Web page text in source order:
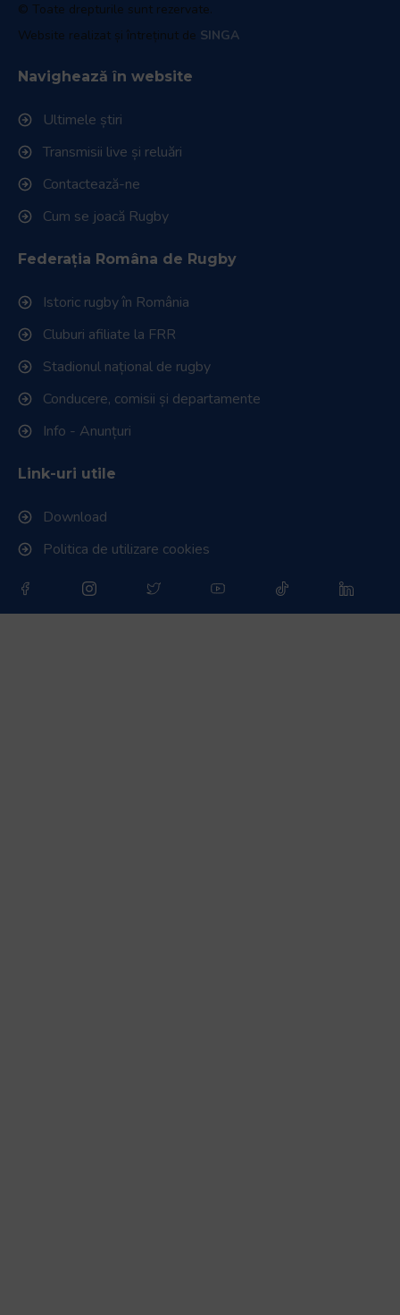
© Toate drepturile sunt rezervate.
Website realizat și întreținut de SINGA
Navighează în website
Ultimele știri
Transmisii live și reluări
Contactează-ne
Cum se joacă Rugby
Federația Româna de Rugby
Istoric rugby în România
Cluburi afiliate la FRR
Stadionul național de rugby
Conducere, comisii și departamente
Info - Anunțuri
Link-uri utile
Download
Politica de utilizare cookies